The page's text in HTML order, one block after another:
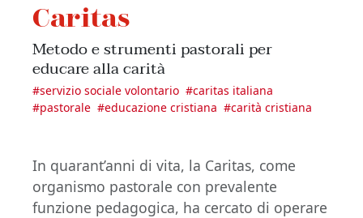
Caritas
Metodo e strumenti pastorali per
educare alla carità
#servizio sociale volontario #caritas italiana
#pastorale #educazione cristiana #carità cristiana
In quarant’anni di vita, la Caritas, come
organismo pastorale con prevalente
funzione pedagogica, ha cercato di operare